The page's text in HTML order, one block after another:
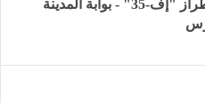
تحطم مقاتلة أميركية من طراز "إف-35" - بوابة المدينة